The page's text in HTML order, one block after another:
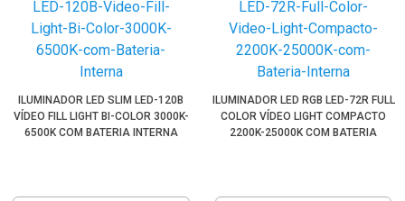
ILUMINADOR LED SLIM LED-120B
VÍDEO FILL LIGHT BI-COLOR 3000K-
6500K COM BATERIA INTERNA
ILUMINADOR LED RGB LED-72R FULL
COLOR VÍDEO LIGHT COMPACTO
2200K-25000K COM BATERIA